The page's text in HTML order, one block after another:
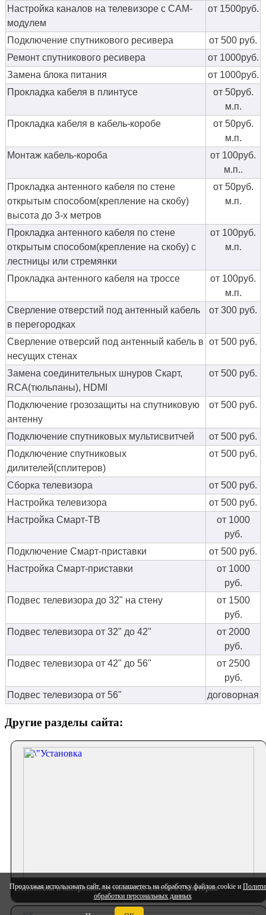
Продолжая использовать сайт, вы соглашаетесь на обработку файлов cookie и
обработки персональных данных
Настройка каналов на телевизоре с CAM-
модулем
от 1500руб.
Подключение спутникового ресивера
от 500 руб.
Ремонт спутникового ресивера
от 1000руб.
Замена блока питания
от 1000руб.
Прокладка кабеля в плинтусе
от 50руб.
м.п.
Прокладка кабеля в кабель-коробе
от 50руб.
м.п.
Монтаж кабель-короба
от 100руб.
м.п..
Прокладка антенного кабеля по стене
открытым способом(крепление на скобу)
высота до 3-х метров
от 50руб.
м.п.
Прокладка антенного кабеля по стене
открытым способом(крепление на скобу) с
лестницы или стремянки
от 100руб.
м.п.
Прокладка антенного кабеля на троссе
от 100руб.
м.п.
Сверление отверстий под антенный кабель
в перегородках
от 300 руб.
Сверление отверсий под антенный кабель в
несущих стенах
от 500 руб.
Замена соединительных шнуров Скарт,
RCA(тюльпаны), HDMI
от 500 руб.
Подключение грозозащиты на спутниковую
антенну
от 500 руб.
Подключение спутниковых мультисвитчей
от 500 руб.
Подключение спутниковых
дилителей(сплитеров)
от 500 руб.
Сборка телевизора
от 500 руб.
Настройка телевизора
от 500 руб.
Настройка Смарт-ТВ
от 1000
руб.
Подключение Смарт-приставки
от 500 руб.
Настройка Смарт-приставки
от 1000
руб.
Подвес телевизора до 32" на стену
от 1500
руб.
Подвес телевизора от 32" до 42"
от 2000
руб.
Подвес телевизора от 42" до 56"
от 2500
руб.
Подвес телевизора от 56"
договорная
Другие разделы сайта:
Установка и настройка спутниковых антенн в Евпатории